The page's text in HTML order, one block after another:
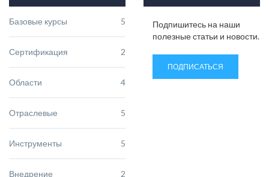
Базовые курсы 5
Сертификация 2
Области 4
Отраслевые 5
Инструменты 5
Внедрение 2
Подпишитесь на наши
полезные статьи и новости.
ПОДПИСАТЬСЯ